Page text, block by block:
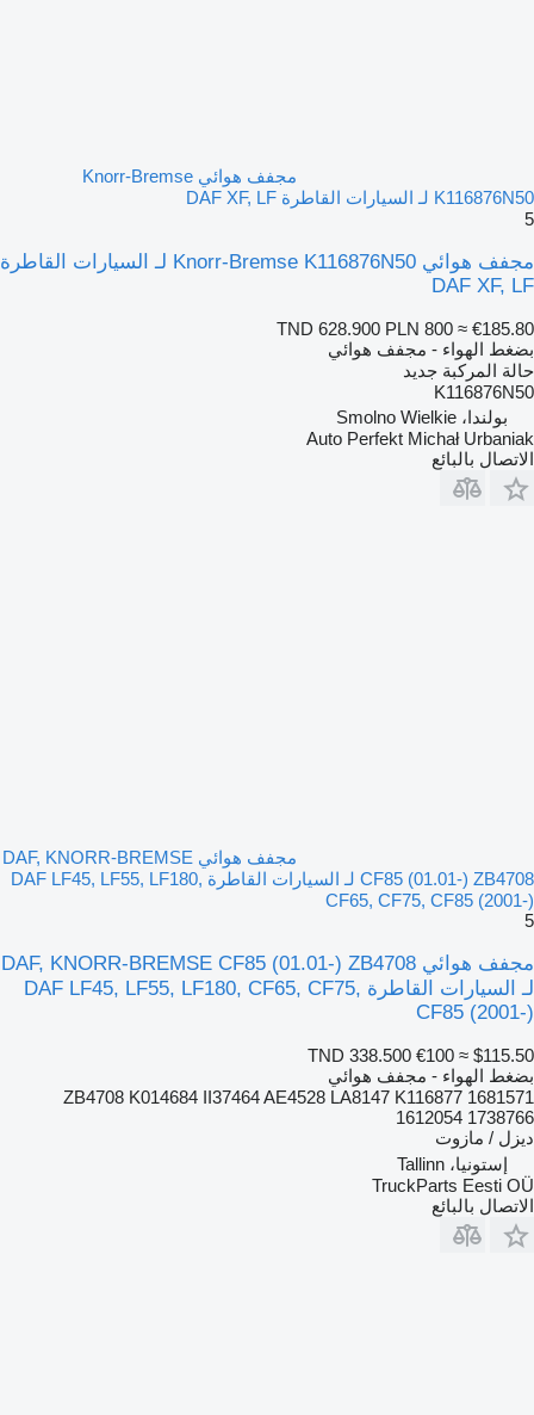
مجفف هوائي Knorr-Bremse
K116876N50 لـ السيارات القاطرة DAF XF, LF
5
مجفف هوائي Knorr-Bremse K116876N50 لـ السيارات القاطرة
DAF XF, LF
TND 628.900 PLN 800 ≈ €185.80
بضغط الهواء - مجفف هوائي
حالة المركبة جديد
K116876N50
بولندا، Smolno Wielkie
Auto Perfekt Michał Urbaniak
الاتصال بالبائع
مجفف هوائي DAF, KNORR-BREMSE
CF85 (01.01-) ZB4708 لـ السيارات القاطرة DAF LF45, LF55, LF180,
CF65, CF75, CF85 (2001-)
5
مجفف هوائي DAF, KNORR-BREMSE CF85 (01.01-) ZB4708
لـ السيارات القاطرة DAF LF45, LF55, LF180, CF65, CF75,
CF85 (2001-)
TND 338.500 €100 ≈ $115.50
بضغط الهواء - مجفف هوائي
ZB4708 K014684 II37464 AE4528 LA8147 K116877 1681571
1612054 1738766
ديزل / مازوت
إستونيا، Tallinn
TruckParts Eesti OÜ
الاتصال بالبائع